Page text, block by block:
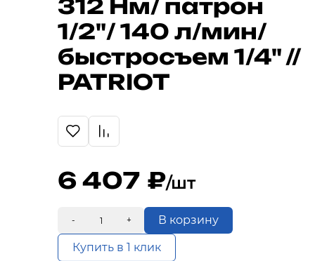
312 Нм/ патрон
1/2"/ 140 л/мин/
быстросъем 1/4" //
PATRIOT
6 407 /шт
- + В корзину
Купить в 1 клик